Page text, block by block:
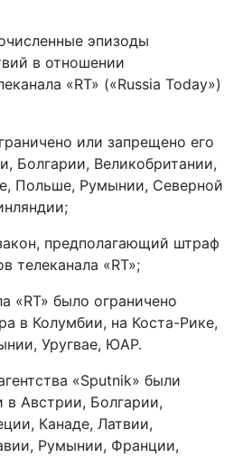
эпизоды
в отношении
«RT» («Russia Today»)
или запрещено его
Болгарии, Великобритании,
Польше, Румынии, Северной
предполагающий штраф
телеканала «RT»;
«RT» было ограничено
в Колумбии, на Коста-Рике,
Уругвае, ЮАР.
«Sputnik» были
в Австрии, Болгарии,
Канаде, Латвии,
Румынии, Франции,